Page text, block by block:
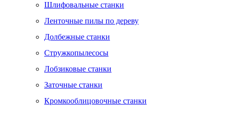
Шлифовальные станки
Ленточные пилы по дереву
Долбежные станки
Стружкопылесосы
Лобзиковые станки
Заточные станки
Кромкооблицовочные станки